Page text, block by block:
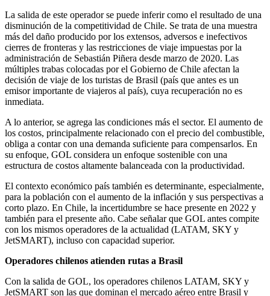
La salida de este operador se puede inferir como el resultado de una
disminución de la competitividad de Chile. Se trata de una muestra
más del daño producido por los extensos, adversos e inefectivos
cierres de fronteras y las restricciones de viaje impuestas por la
administración de Sebastián Piñera desde marzo de 2020. Las
múltiples trabas colocadas por el Gobierno de Chile afectan la
decisión de viaje de los turistas de Brasil (país que antes es un
emisor importante de viajeros al país), cuya recuperación no es
inmediata.
A lo anterior, se agrega las condiciones más el sector. El aumento de
los costos, principalmente relacionado con el precio del combustible,
obliga a contar con una demanda suficiente para compensarlos. En
su enfoque, GOL considera un enfoque sostenible con una
estructura de costos altamente balanceada con la productividad.
El contexto económico país también es determinante, especialmente,
para la población con el aumento de la inflación y sus perspectivas a
corto plazo. En Chile, la incertidumbre se hace presente en 2022 y
también para el presente año. Cabe señalar que GOL antes compite
con los mismos operadores de la actualidad (LATAM, SKY y
JetSMART), incluso con capacidad superior.
Operadores chilenos atienden rutas a Brasil
Con la salida de GOL, los operadores chilenos LATAM, SKY y
JetSMART son las que dominan el mercado aéreo entre Brasil y